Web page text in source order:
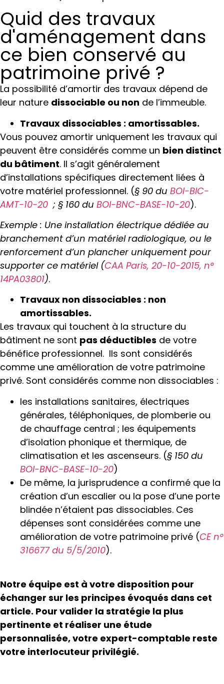
Quid des travaux
d'aménagement dans
ce bien conservé au
patrimoine privé ?
La possibilité d’amortir des travaux dépend de
leur nature dissociable ou non de l’immeuble.
Travaux dissociables : amortissables.
Vous pouvez amortir uniquement les travaux qui
peuvent être considérés comme un bien distinct
du bâtiment. Il s’agit généralement
d’installations spécifiques directement liées à
votre matériel professionnel. (§ 90 du BOI-BIC-
AMT-10-20 ; § 160 du BOI-BNC-BASE-10-20).
Exemple : Une installation électrique dédiée au
branchement d’un matériel radiologique, ou le
renforcement d’un plancher uniquement pour
supporter ce matériel (CAA Paris, 20-10-2015, n°
14PA03801).
Travaux non dissociables : non
amortissables.
Les travaux qui touchent à la structure du
bâtiment ne sont pas déductibles de votre
bénéfice professionnel. Ils sont considérés
comme une amélioration de votre patrimoine
privé. Sont considérés comme non dissociables :
les installations sanitaires, électriques
générales, téléphoniques, de plomberie ou
de chauffage central ; les équipements
d’isolation phonique et thermique, de
climatisation et les ascenseurs. (§ 150 du
BOI-BNC-BASE-10-20)
De même, la jurisprudence a confirmé que la
création d’un escalier ou la pose d’une porte
blindée n’étaient pas dissociables. Ces
dépenses sont considérées comme une
amélioration de votre patrimoine privé (CE n°
316677 du 5/5/2010).
Notre équipe est à votre disposition pour
échanger sur les principes évoqués dans cet
article. Pour valider la stratégie la plus
pertinente et réaliser une étude
personnalisée, votre expert-comptable reste
votre interlocuteur privilégié.